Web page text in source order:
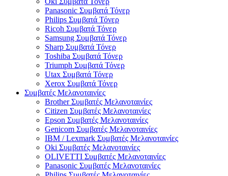
Panasonic Συμβατά Τόνερ
Philips Συμβατά Τόνερ
Ricoh Συμβατά Τόνερ
Samsung Συμβατά Τόνερ
Sharp Συμβατά Τόνερ
Toshiba Συμβατά Τόνερ
Triumph Συμβατά Τόνερ
Utax Συμβατά Τόνερ
Xerox Συμβατά Τόνερ
Συμβατές Μελανοταινίες
Brother Συμβατές Μελανοταινίες
Citizen Συμβατές Μελανοταινίες
Epson Συμβατές Μελανοταινίες
Genicom Συμβατές Μελανοταινίες
IBM / Lexmark Συμβατές Μελανοταινίες
Oki Συμβατές Μελανοταινίες
OLIVETTI Συμβατές Μελανοταινίες
Panasonic Συμβατές Μελανοταινίες